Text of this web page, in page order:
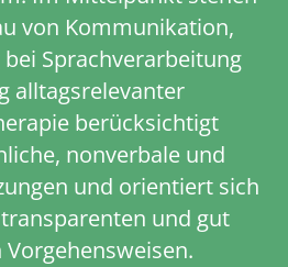
von Kommunikation,
Sprachverarbeitung
alltagsrelevanter
berücksichtigt
nonverbale und
und orientiert sich
und gut